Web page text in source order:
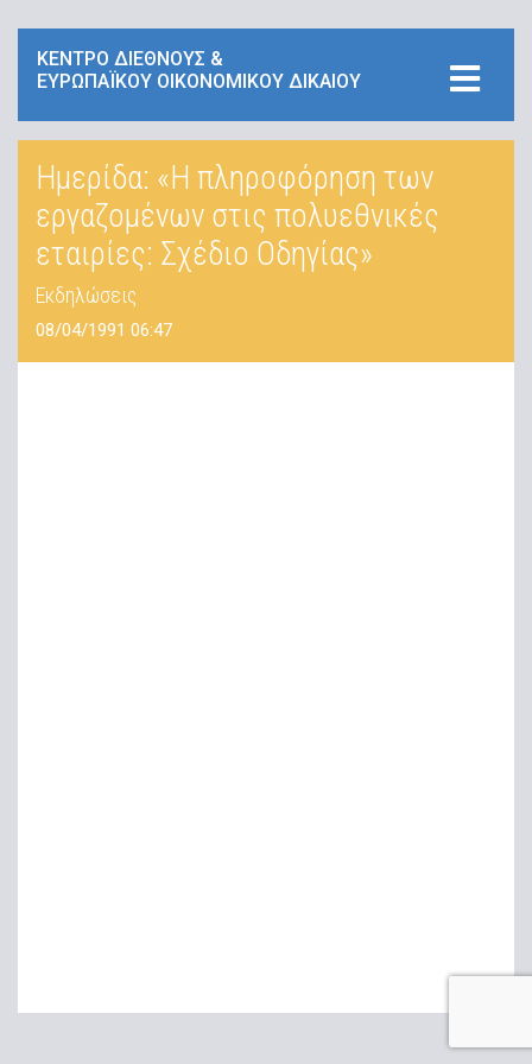
ΚΕΝΤΡΟ ΔΙΕΘΝΟΥΣ &
ΕΥΡΩΠΑΪΚΟΥ ΟΙΚΟΝΟΜΙΚΟΥ ΔΙΚΑΙΟΥ
Ημερίδα: «Η πληροφόρηση των
εργαζομένων στις πολυεθνικές
εταιρίες: Σχέδιο Οδηγίας»
Εκδηλώσεις
08/04/1991 06:47